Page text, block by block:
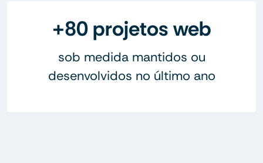
+80 projetos web
sob medida mantidos ou
desenvolvidos no último ano